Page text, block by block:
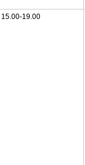
15.00-19.00